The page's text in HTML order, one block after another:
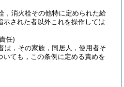
，消火栓その他特に定められた給
示された者以外これを操作しては
任)
は，その家族，同居人，使用者そ
いても，この条例に定める責めを